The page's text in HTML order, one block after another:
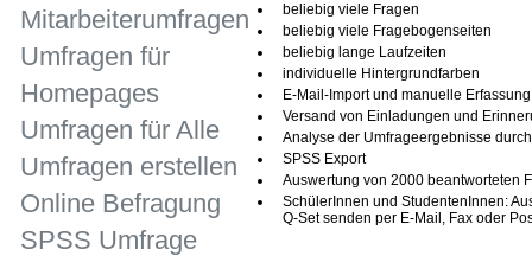
beliebig viele Fragen
beliebig viele Fragebogenseiten
beliebig lange Laufzeiten
individuelle Hintergrundfarben
E-Mail-Import und manuelle Erfassung
Versand von Einladungen und
Analyse der Umfrageergebnisse
SPSS Export
Auswertung von 2000 beantworteten
SchülerInnen und StudentenInnen:
Q-Set senden per E-Mail, Fax oder
Mitarbeiterumfragen
Umfragen für
Homepages
Umfragen für Alle
Umfragen erstellen
Online Befragung
SPSS Umfrage